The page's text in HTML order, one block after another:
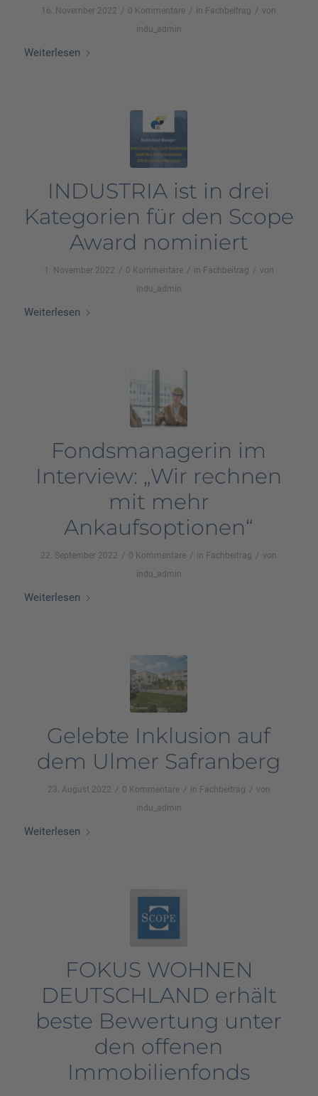
16. November 2022 / 0 Kommentare / in Fachbeitrag / von
indu_admin
Weiterlesen
INDUSTRIA ist in drei
Kategorien für den Scope
Award nominiert
1. November 2022 / 0 Kommentare / in Fachbeitrag / von
indu_admin
Weiterlesen
Fondsmanagerin im
Interview: „Wir rechnen
mit mehr
Ankaufsoptionen“
22. September 2022 / 0 Kommentare / in Fachbeitrag / von
indu_admin
Weiterlesen
Gelebte Inklusion auf
dem Ulmer Safranberg
23. August 2022 / 0 Kommentare / in Fachbeitrag / von
indu_admin
Weiterlesen
FOKUS WOHNEN
DEUTSCHLAND erhält
beste Bewertung unter
den offenen
Immobilienfonds